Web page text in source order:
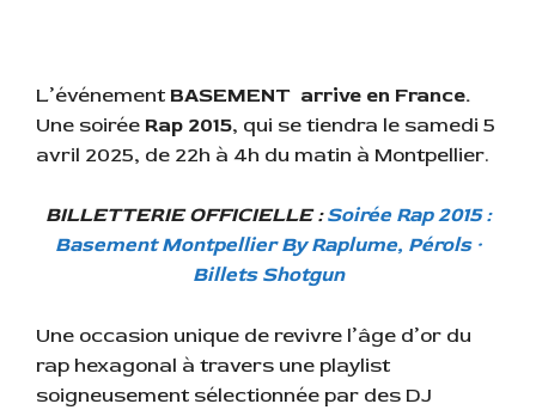
L’événement BASEMENT arrive en France.
Une soirée Rap 2015, qui se tiendra le samedi 5
avril 2025, de 22h à 4h du matin à Montpellier.
BILLETTERIE OFFICIELLE :Soirée Rap 2015 :
Basement Montpellier By Raplume, Pérols ·
Billets Shotgun
Une occasion unique de revivre l’âge d’or du
rap hexagonal à travers une playlist
soigneusement sélectionnée par des DJ